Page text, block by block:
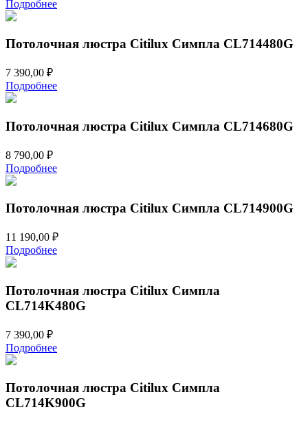
Подробнее
Потолочная люстра Citilux Симпла CL714480G
7 390,00 ₽
Подробнее
Потолочная люстра Citilux Симпла CL714680G
8 790,00 ₽
Подробнее
Потолочная люстра Citilux Симпла CL714900G
11 190,00 ₽
Подробнее
Потолочная люстра Citilux Симпла
CL714K480G
7 390,00 ₽
Подробнее
Потолочная люстра Citilux Симпла
CL714K900G